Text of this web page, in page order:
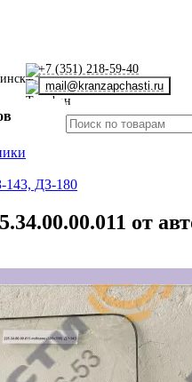
+7 (351) 218-59-40
mail@kranzapchasti.ru
143, ДЗ-180
от